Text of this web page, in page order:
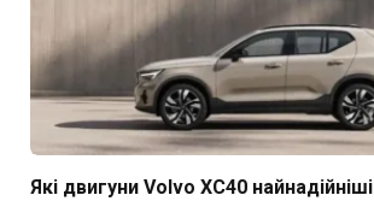
Які двигуни Volvo XC40 найнадійніші